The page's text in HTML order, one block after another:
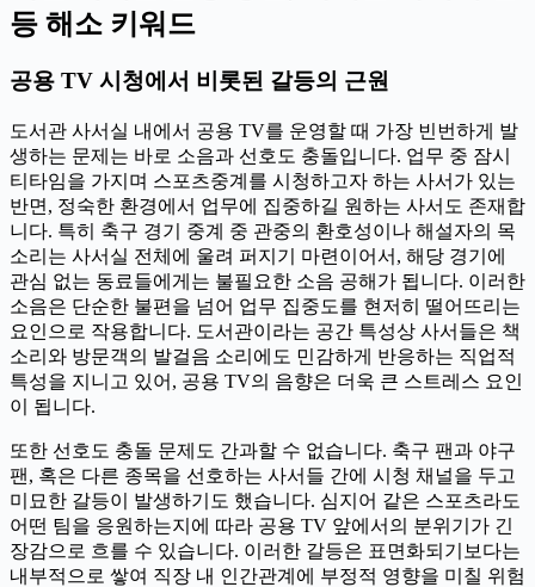
등 해소 키워드
공용 TV 시청에서 비롯된 갈등의 근원
도서관 사서실 내에서 공용 TV를 운영할 때 가장 빈번하게 발
생하는 문제는 바로 소음과 선호도 충돌입니다. 업무 중 잠시
티타임을 가지며 스포츠중계를 시청하고자 하는 사서가 있는
반면, 정숙한 환경에서 업무에 집중하길 원하는 사서도 존재합
니다. 특히 축구 경기 중계 중 관중의 환호성이나 해설자의 목
소리는 사서실 전체에 울려 퍼지기 마련이어서, 해당 경기에
관심 없는 동료들에게는 불필요한 소음 공해가 됩니다. 이러한
소음은 단순한 불편을 넘어 업무 집중도를 현저히 떨어뜨리는
요인으로 작용합니다. 도서관이라는 공간 특성상 사서들은 책
소리와 방문객의 발걸음 소리에도 민감하게 반응하는 직업적
특성을 지니고 있어, 공용 TV의 음향은 더욱 큰 스트레스 요인
이 됩니다.
또한 선호도 충돌 문제도 간과할 수 없습니다. 축구 팬과 야구
팬, 혹은 다른 종목을 선호하는 사서들 간에 시청 채널을 두고
미묘한 갈등이 발생하기도 했습니다. 심지어 같은 스포츠라도
어떤 팀을 응원하는지에 따라 공용 TV 앞에서의 분위기가 긴
장감으로 흐를 수 있습니다. 이러한 갈등은 표면화되기보다는
내부적으로 쌓여 직장 내 인간관계에 부정적 영향을 미칠 위험